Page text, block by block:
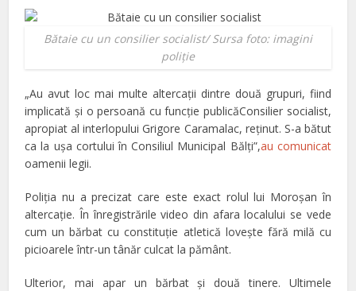
Bătaie cu un consilier socialist/ Sursa foto: imagini
poliţie
„Au avut loc mai multe altercații dintre două grupuri, fiind
implicată și o persoană cu funcție publicăConsilier socialist,
apropiat al interlopului Grigore Caramalac, reţinut. S-a bătut
ca la uşa cortului în Consiliul Municipal Bălți”,au comunicat
oamenii legii.
Poliţia nu a precizat care este exact rolul lui Moroşan în
altercaţie. În înregistrările video din afara localului se vede
cum un bărbat cu constituţie atletică loveşte fără milă cu
picioarele într-un tânăr culcat la pământ.
Ulterior, mai apar un bărbat şi două tinere. Ultimele